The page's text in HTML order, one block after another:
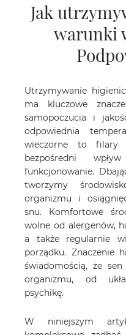
Jak
warunki
Utrzymywanie
ma kluczowe
samopoczucia i
odpowiednia
wieczorne to filary
bezpośredni
funkcjonowanie.
tworzymy
organizmu i
snu. Komfortowe
wolne od alergenów,
a także regularnie
porządku. Znaczenie
świadomością, że
organizmu, od
psychikę.
W niniejszym